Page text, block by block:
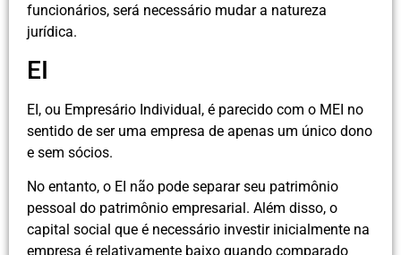
funcionários, será necessário mudar a natureza
jurídica.
EI
EI, ou Empresário Individual, é parecido com o MEI no
sentido de ser uma empresa de apenas um único dono
e sem sócios.
No entanto, o EI não pode separar seu patrimônio
pessoal do patrimônio empresarial. Além disso, o
capital social que é necessário investir inicialmente na
empresa é relativamente baixo quando comparado